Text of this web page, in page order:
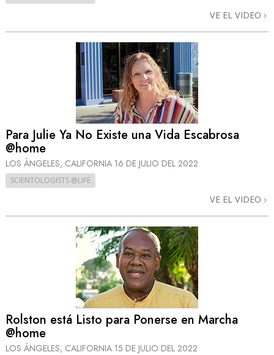
VE EL VIDEO
Para Julie Ya No Existe una Vida Escabrosa
@home
LOS ÁNGELES, CALIFORNIA 16 DE JULIO DEL 2022
SCIENTOLOGISTS @LIFE
VE EL VIDEO
Rolston está Listo para Ponerse en Marcha
@home
LOS ÁNGELES, CALIFORNIA 15 DE JULIO DEL 2022